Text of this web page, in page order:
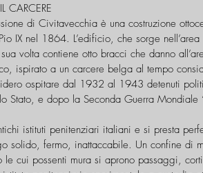
CARCERE
di Civitavecchia è una costruzione
IX nel 1864. L’edificio, che sorge
volta contiene otto bracci che danno
ispirato a un carcere belga al tempo
ospitare dal 1932 al 1943 detenuti
Stato, e dopo la Seconda Guerra
istituti penitenziari italiani e si presta
solido, fermo, inattaccabile. Un confine di
le cui possenti mura si aprono passaggi,